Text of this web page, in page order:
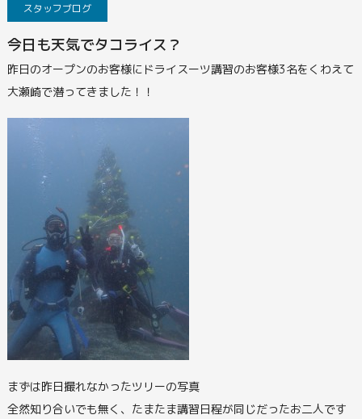
スタッフブログ
今日も天気でタコライス？
昨日のオープンのお客様にドライスーツ講習のお客様3名をくわえて
大瀬崎で潜ってきました！！
まずは昨日撮れなかったツリーの写真
全然知り合いでも無く、たまたま講習日程が同じだったお二人です